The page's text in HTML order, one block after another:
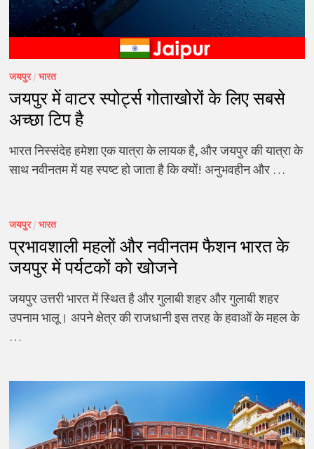
जयपुर/ भारत
जयपुर में वाटर स्पोर्ट्स गोताखोरों के लिए सबसे
अच्छा टिप है
भारत निस्संदेह हमेशा एक यात्रा के लायक है, और जयपुर की यात्रा के
साथ नवीनतम में यह स्पष्ट हो जाता है कि क्यों! अनुभवहीन और …
जयपुर/ भारत
प्रभावशाली महलों और नवीनतम फैशन भारत के
जयपुर में पर्यटकों को खोजने
जयपुर उत्तरी भारत में स्थित है और गुलाबी शहर और गुलाबी शहर
उपनाम भालू। अपने क्षेत्र की राजधानी इस तरह के हवाओं के महल के
…